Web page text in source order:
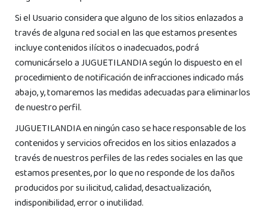
Si el Usuario considera que alguno de los sitios enlazados a
través de alguna red social en las que estamos presentes
incluye contenidos ilícitos o inadecuados, podrá
comunicárselo a JUGUETILANDIA según lo dispuesto en el
procedimiento de notificación de infracciones indicado más
abajo, y, tomaremos las medidas adecuadas para eliminarlos
de nuestro perfil.
JUGUETILANDIA en ningún caso se hace responsable de los
contenidos y servicios ofrecidos en los sitios enlazados a
través de nuestros perfiles de las redes sociales en las que
estamos presentes, por lo que no responde de los daños
producidos por su ilicitud, calidad, desactualización,
indisponibilidad, error o inutilidad.